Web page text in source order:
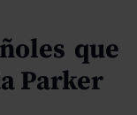
que
Parker